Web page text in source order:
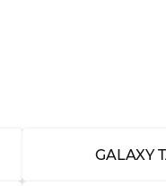
GALAXY